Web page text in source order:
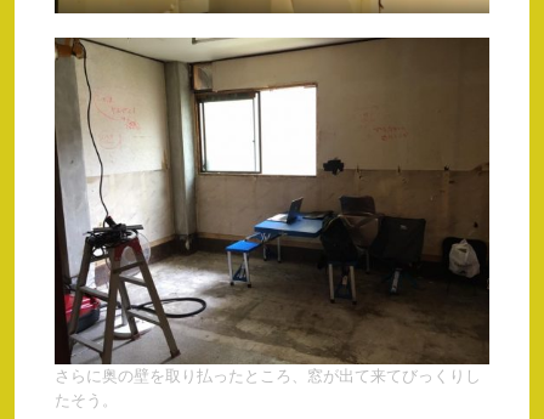
さらに奥の壁を取り払ったところ、窓が出て来てびっくりし
たそう。